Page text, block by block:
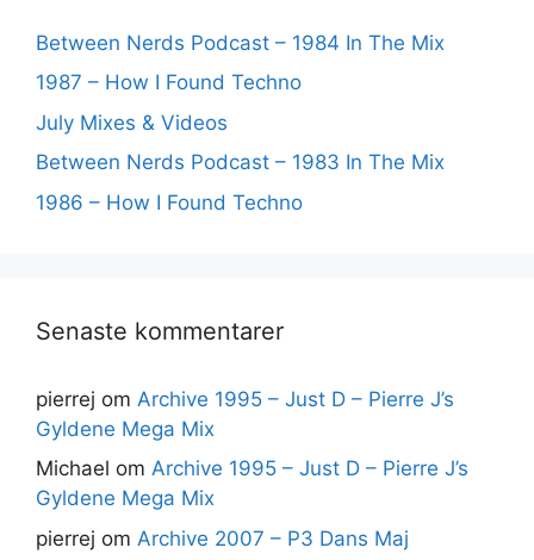
Between Nerds Podcast – 1984 In The Mix
1987 – How I Found Techno
July Mixes & Videos
Between Nerds Podcast – 1983 In The Mix
1986 – How I Found Techno
Senaste kommentarer
pierrej om Archive 1995 – Just D – Pierre J’s
Gyldene Mega Mix
Michael om Archive 1995 – Just D – Pierre J’s
Gyldene Mega Mix
pierrej om Archive 2007 – P3 Dans Maj